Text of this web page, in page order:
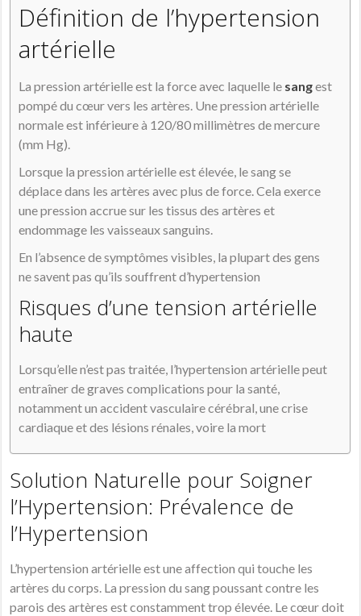
Définition de l’hypertension
artérielle
La pression artérielle est la force avec laquelle le sangest
pompé du cœur vers les artères. Une pression artérielle
normale est inférieure à 120/80 millimètres de mercure
(mm Hg).
Lorsque la pression artérielle est élevée, le sang se
déplace dans les artères avec plus de force. Cela exerce
une pression accrue sur les tissus des artères et
endommage les vaisseaux sanguins.
En l’absence de symptômes visibles, la plupart des gens
ne savent pas qu’ils souffrent d’hypertension
Risques d’une tension artérielle
haute
Lorsqu’elle n’est pas traitée, l’hypertension artérielle peut
entraîner de graves complications pour la santé,
notamment un accident vasculaire cérébral, une crise
cardiaque et des lésions rénales, voire la mort
Solution Naturelle pour Soigner
l’Hypertension: Prévalence de
l’Hypertension
L’hypertension artérielle est une affection qui touche les
artères du corps. La pression du sang poussant contre les
parois des artères est constamment trop élevée. Le cœur doit